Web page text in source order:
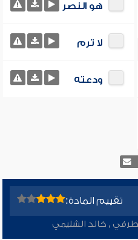
هو النصر
لا ترم
ودعته
تقييم المادة:
, خالد الشليمي